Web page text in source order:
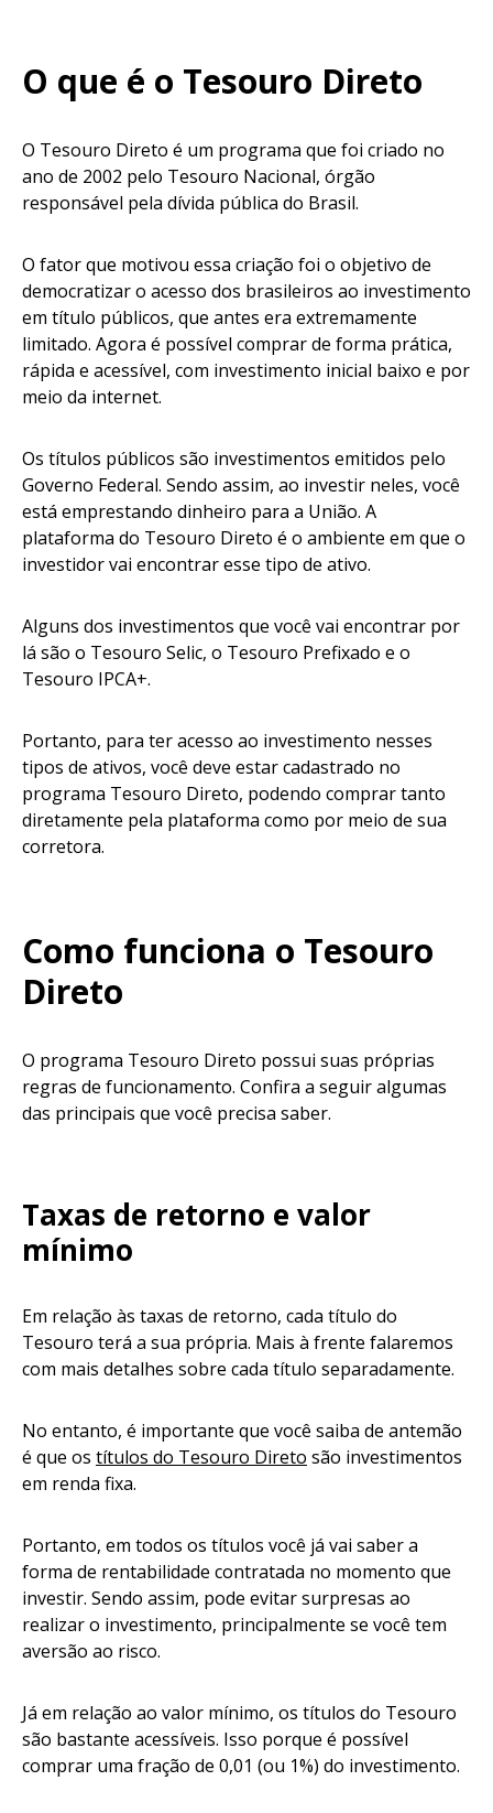
O que é o Tesouro Direto
O Tesouro Direto é um programa que foi criado no
ano de 2002 pelo Tesouro Nacional, órgão
responsável pela dívida pública do Brasil.
O fator que motivou essa criação foi o objetivo de
democratizar o acesso dos brasileiros ao investimento
em título públicos, que antes era extremamente
limitado. Agora é possível comprar de forma prática,
rápida e acessível, com investimento inicial baixo e por
meio da internet.
Os títulos públicos são investimentos emitidos pelo
Governo Federal. Sendo assim, ao investir neles, você
está emprestando dinheiro para a União. A
plataforma do Tesouro Direto é o ambiente em que o
investidor vai encontrar esse tipo de ativo.
Alguns dos investimentos que você vai encontrar por
lá são o Tesouro Selic, o Tesouro Prefixado e o
Tesouro IPCA+.
Portanto, para ter acesso ao investimento nesses
tipos de ativos, você deve estar cadastrado no
programa Tesouro Direto, podendo comprar tanto
diretamente pela plataforma como por meio de sua
corretora.
Como funciona o Tesouro
Direto
O programa Tesouro Direto possui suas próprias
regras de funcionamento. Confira a seguir algumas
das principais que você precisa saber.
Taxas de retorno e valor
mínimo
Em relação às taxas de retorno, cada título do
Tesouro terá a sua própria. Mais à frente falaremos
com mais detalhes sobre cada título separadamente.
No entanto, é importante que você saiba de antemão
é que os títulos do Tesouro Direto são investimentos
em renda fixa.
Portanto, em todos os títulos você já vai saber a
forma de rentabilidade contratada no momento que
investir. Sendo assim, pode evitar surpresas ao
realizar o investimento, principalmente se você tem
aversão ao risco.
Já em relação ao valor mínimo, os títulos do Tesouro
são bastante acessíveis. Isso porque é possível
comprar uma fração de 0,01 (ou 1%) do investimento.